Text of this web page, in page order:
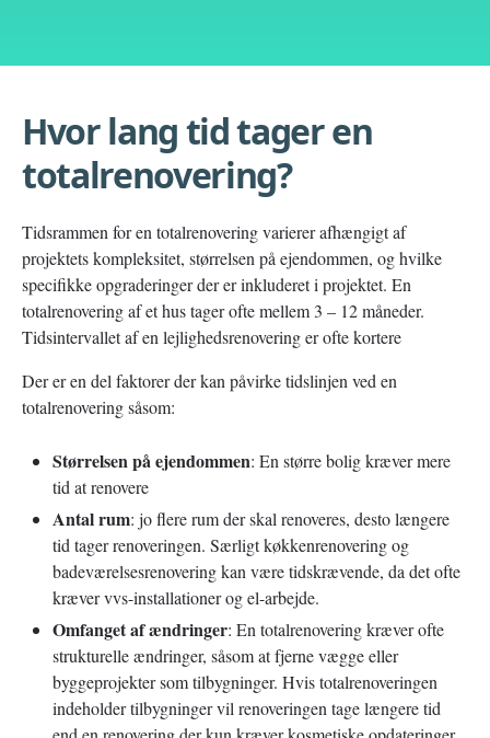
Hvor lang tid tager en
totalrenovering?
Tidsrammen for en totalrenovering varierer afhængigt af
projektets kompleksitet, størrelsen på ejendommen, og hvilke
specifikke opgraderinger der er inkluderet i projektet. En
totalrenovering af et hus tager ofte mellem 3 – 12 måneder.
Tidsintervallet af en lejlighedsrenovering er ofte kortere
Der er en del faktorer der kan påvirke tidslinjen ved en
totalrenovering såsom:
Størrelsen på ejendommen: En større bolig kræver mere
tid at renovere
Antal rum: jo flere rum der skal renoveres, desto længere
tid tager renoveringen. Særligt køkkenrenovering og
badeværelsesrenovering kan være tidskrævende, da det ofte
kræver vvs-installationer og el-arbejde.
Omfanget af ændringer: En totalrenovering kræver ofte
strukturelle ændringer, såsom at fjerne vægge eller
byggeprojekter som tilbygninger. Hvis totalrenoveringen
indeholder tilbygninger vil renoveringen tage længere tid